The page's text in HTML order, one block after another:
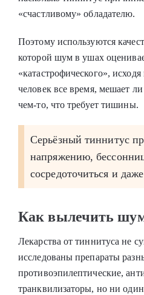
«счастливому» обладателю.
Поэтому используются
которой шум в ушах
«катастрофического»,
человек все время, мешает
чем-то, что требует тишины.
Серьёзный тиннитус
напряжению,
сосредоточиться и
Как вылечить
Лекарства от тиннитуса не
исследованы препараты
противоэпилептические,
транквилизаторы, но ни